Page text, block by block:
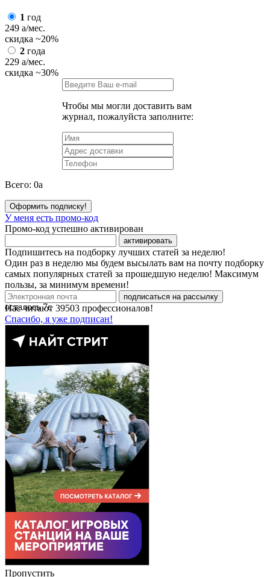
1 год
249 a/мес.
скидка ~20%
2 года
229 a/мес.
скидка ~30%
Чтобы мы могли доставить вам
журнал, пожалуйста заполните:
Всего: 0a
Оформить подписку!
У меня есть промо-код
Промо-код успешно активирован
активировать
Подпишитесь на подборку лучших статей за неделю!
Один раз в неделю мы будем высылать вам на почту подборку
самых популярных статей за прошедшую неделю! Максимум
пользы, за минимум времени!
подписаться на рассылку
Нас читают 39503 профессионалов!
Спасибо, я уже подписан!
осталось7с
Пропустить